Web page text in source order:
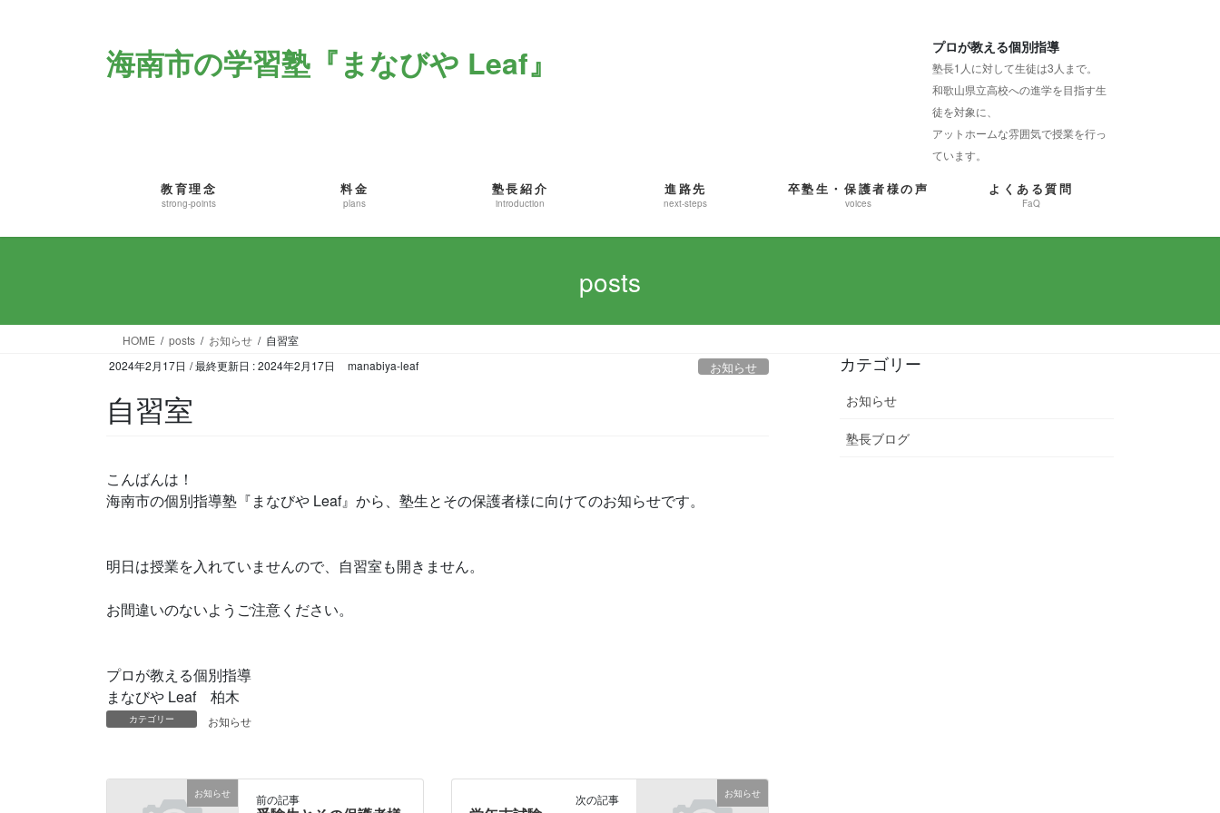
海南市の学習塾『まなびや Leaf』 プロが教える個別指導
塾長1人に対して生徒は3人まで。
和歌山県立高校への進学を目指す生
徒を対象に、
アットホームな雰囲気で授業を行っ
ています。
教育理念
strong-points
料金
plans
塾長紹介
introduction
進路先
next-steps
卒塾生・保護者様の声
voices
よくある質問
FaQ
posts
HOME posts お知らせ
自習室
2024年2月17日 / 最終更新日 :2024年2月17日 manabiya-leaf お知らせ
自習室
こんばんは！
海南市の個別指導塾『まなびや Leaf』から、塾生とその保護者様に向けてのお知らせです。
明日は授業を入れていませんので、自習室も開きません。
お間違いのないようご注意ください。
プロが教える個別指導
まなびや Leaf 柏木
カテゴリー お知らせ
お知らせ 前の記事 お知らせ
次の記事
カテゴリー
お知らせ
塾長ブログ